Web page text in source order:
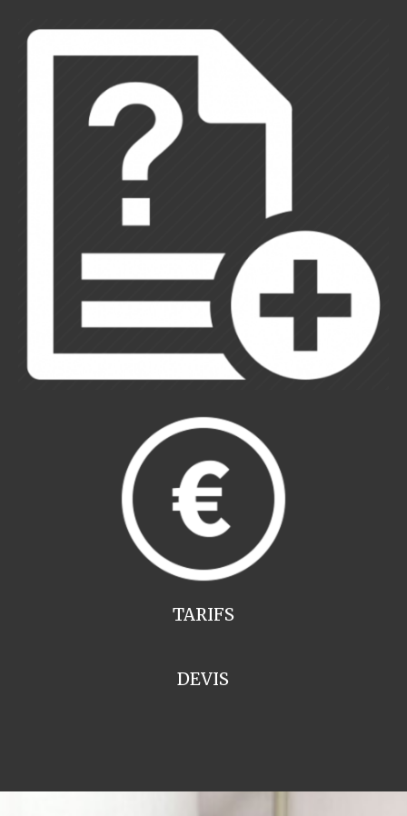
TARIFS
DEVIS